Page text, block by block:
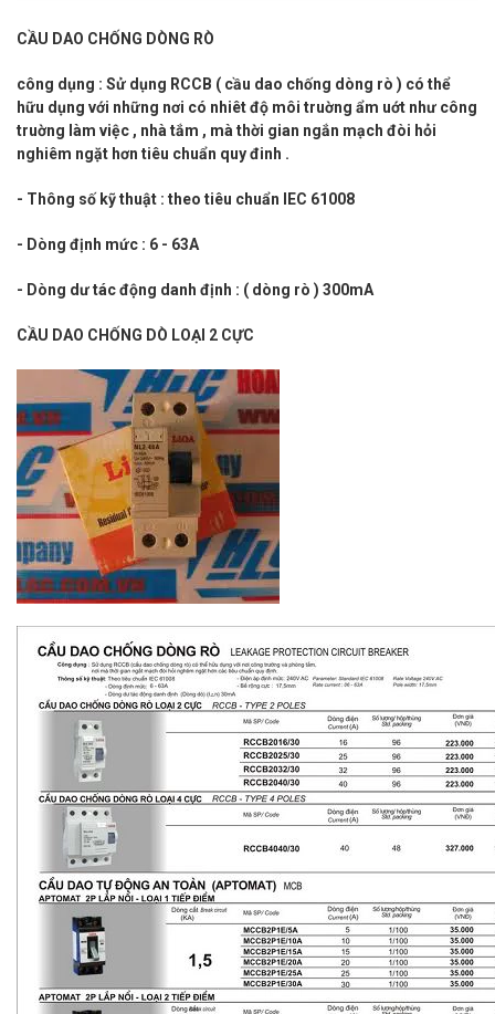
CẦU DAO CHỐNG DÒNG RÒ
công dụng : Sử dụng RCCB ( cầu dao chống dòng rò ) có thể
hữu dụng với những nơi có nhiêt độ môi truờng ẩm uớt như công
truờng làm việc , nhà tắm , mà thời gian ngắn mạch đòi hỏi
nghiêm ngặt hơn tiêu chuẩn quy đinh .
- Thông số kỹ thuật : theo tiêu chuẩn IEC 61008
- Dòng định mức : 6 - 63A
- Dòng dư tác động danh định : ( dòng rò ) 300mA
CẦU DAO CHỐNG DÒ LOẠI 2 CỰC